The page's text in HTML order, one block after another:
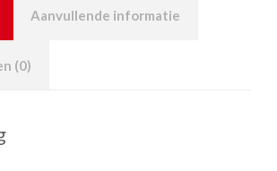
Aanvullende informatie
(0)